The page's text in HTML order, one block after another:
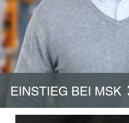
EINSTIEG BEI MSK